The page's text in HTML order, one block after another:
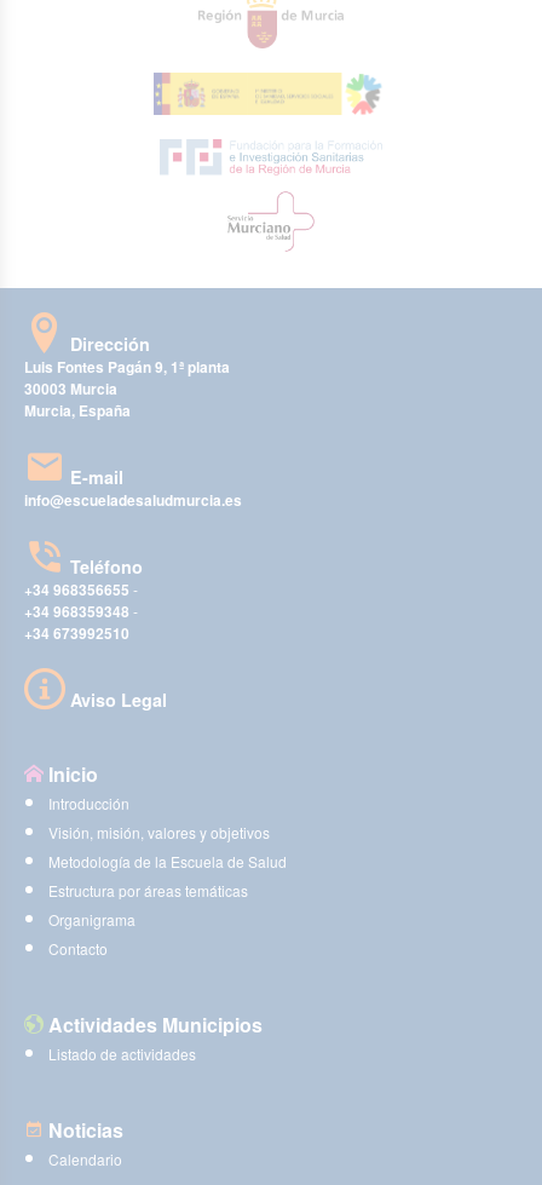
Dirección
Luis Fontes Pagán 9, 1ª planta
30003 Murcia
Murcia, España
E-mail
info@escueladesaludmurcia.es
Teléfono
+34 968356655 -
+34 968359348 -
+34 673992510
Aviso Legal
Inicio
Introducción
Visión, misión, valores y objetivos
Metodología de la Escuela de Salud
Estructura por áreas temáticas
Organigrama
Contacto
Actividades Municipios
Listado de actividades
Noticias
Calendario